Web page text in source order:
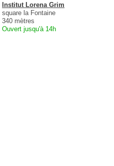
Institut Lorena Grim
square la Fontaine
340 mètres
Ouvert jusqu'à 14h